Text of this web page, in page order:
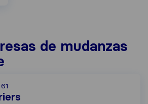
de mudanzas
61